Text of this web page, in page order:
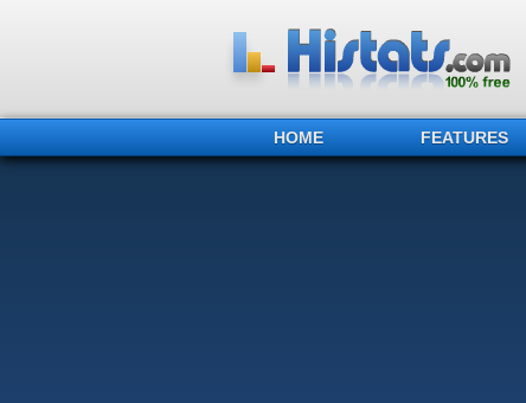
HOME FEATURES